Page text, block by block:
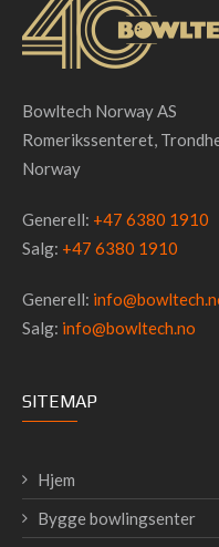
Bowltech Norway AS
Romerikssenteret,
Norway
Generell: +47 6380 1910
Salg: +47 6380 1910
Generell:
Salg: info@bowltech.no
SITEMAP
Hjem
Bygge bowlingsenter